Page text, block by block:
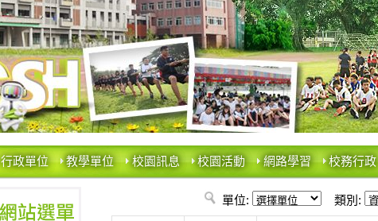
行政單位 教學單位 校園訊息 校園活動 網路學習 校務行政
單位: 類別: